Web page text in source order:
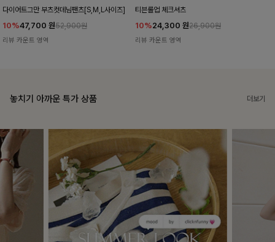
다이어트그만 부츠컷데님팬츠[S,M,L사이즈]
10%47,700 원52,900원
리뷰 카운트 영역
티븐롤업 체크셔츠
10%24,300 원26,900원
리뷰 카운트 영역
놓치기 아까운 특가 상품 더보기